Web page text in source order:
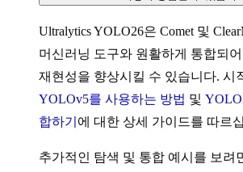
Ultralytics YOLO26은 Comet 및
머신러닝 도구와 원활하게 통합되
재현성을 향상시킬 수 있습니다. 시
YOLOv5를 사용하는 방법 및
합하기 에 대한 상세 가이드를 따르
추가적인 탐색 및 통합 예시를 보려